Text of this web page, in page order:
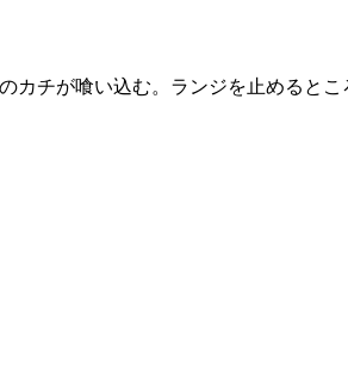
チが喰い込む。ランジを止めると